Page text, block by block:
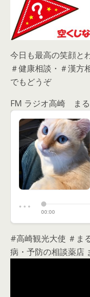
今日も最高の笑顔と
＃健康相談・＃漢方
でもどうぞ
FM ラジオ高崎 ま
#高崎観光大使 ＃ま
病・予防の相談薬店